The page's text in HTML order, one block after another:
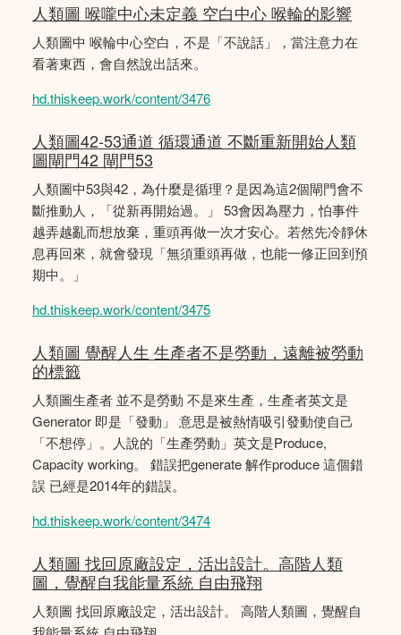
人類圖 喉嚨中心未定義 空白中心 喉輪的影響
人類圖中 喉輪中心空白，不是「不說話」，當注意力在
看著東西，會自然說出話來。
hd.thiskeep.work/content/3476
人類圖42-53通道 循環通道 不斷重新開始人類
圖閘門42 閘門53
人類圖中53與42，為什麼是循理？是因為這2個閘門會不
斷推動人，「從新再開始過。」 53會因為壓力，怕事件
越弄越亂而想放棄，重頭再做一次才安心。若然先冷靜休
息再回來，就會發現「無須重頭再做，也能一修正回到預
期中。」
hd.thiskeep.work/content/3475
人類圖 覺醒人生 生產者不是勞動，遠離被勞動
的標籤
人類圖生產者 並不是勞動 不是來生產，生產者英文是
Generator 即是「發動」 意思是被熱情吸引發動使自己
「不想停」。人說的「生產勞動」英文是Produce,
Capacity working。 錯誤把generate 解作produce 這個錯
誤 已經是2014年的錯誤。
hd.thiskeep.work/content/3474
人類圖 找回原廠設定，活出設計。高階人類
圖，覺醒自我能量系統 自由飛翔
人類圖 找回原廠設定，活出設計。 高階人類圖，覺醒自